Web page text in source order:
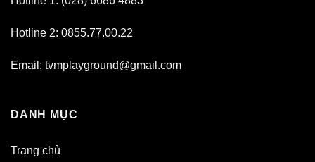
Hotline 2: 0855.77.00.22
Email: tvmplayground@gmail.com
DANH MỤC
Trang chủ